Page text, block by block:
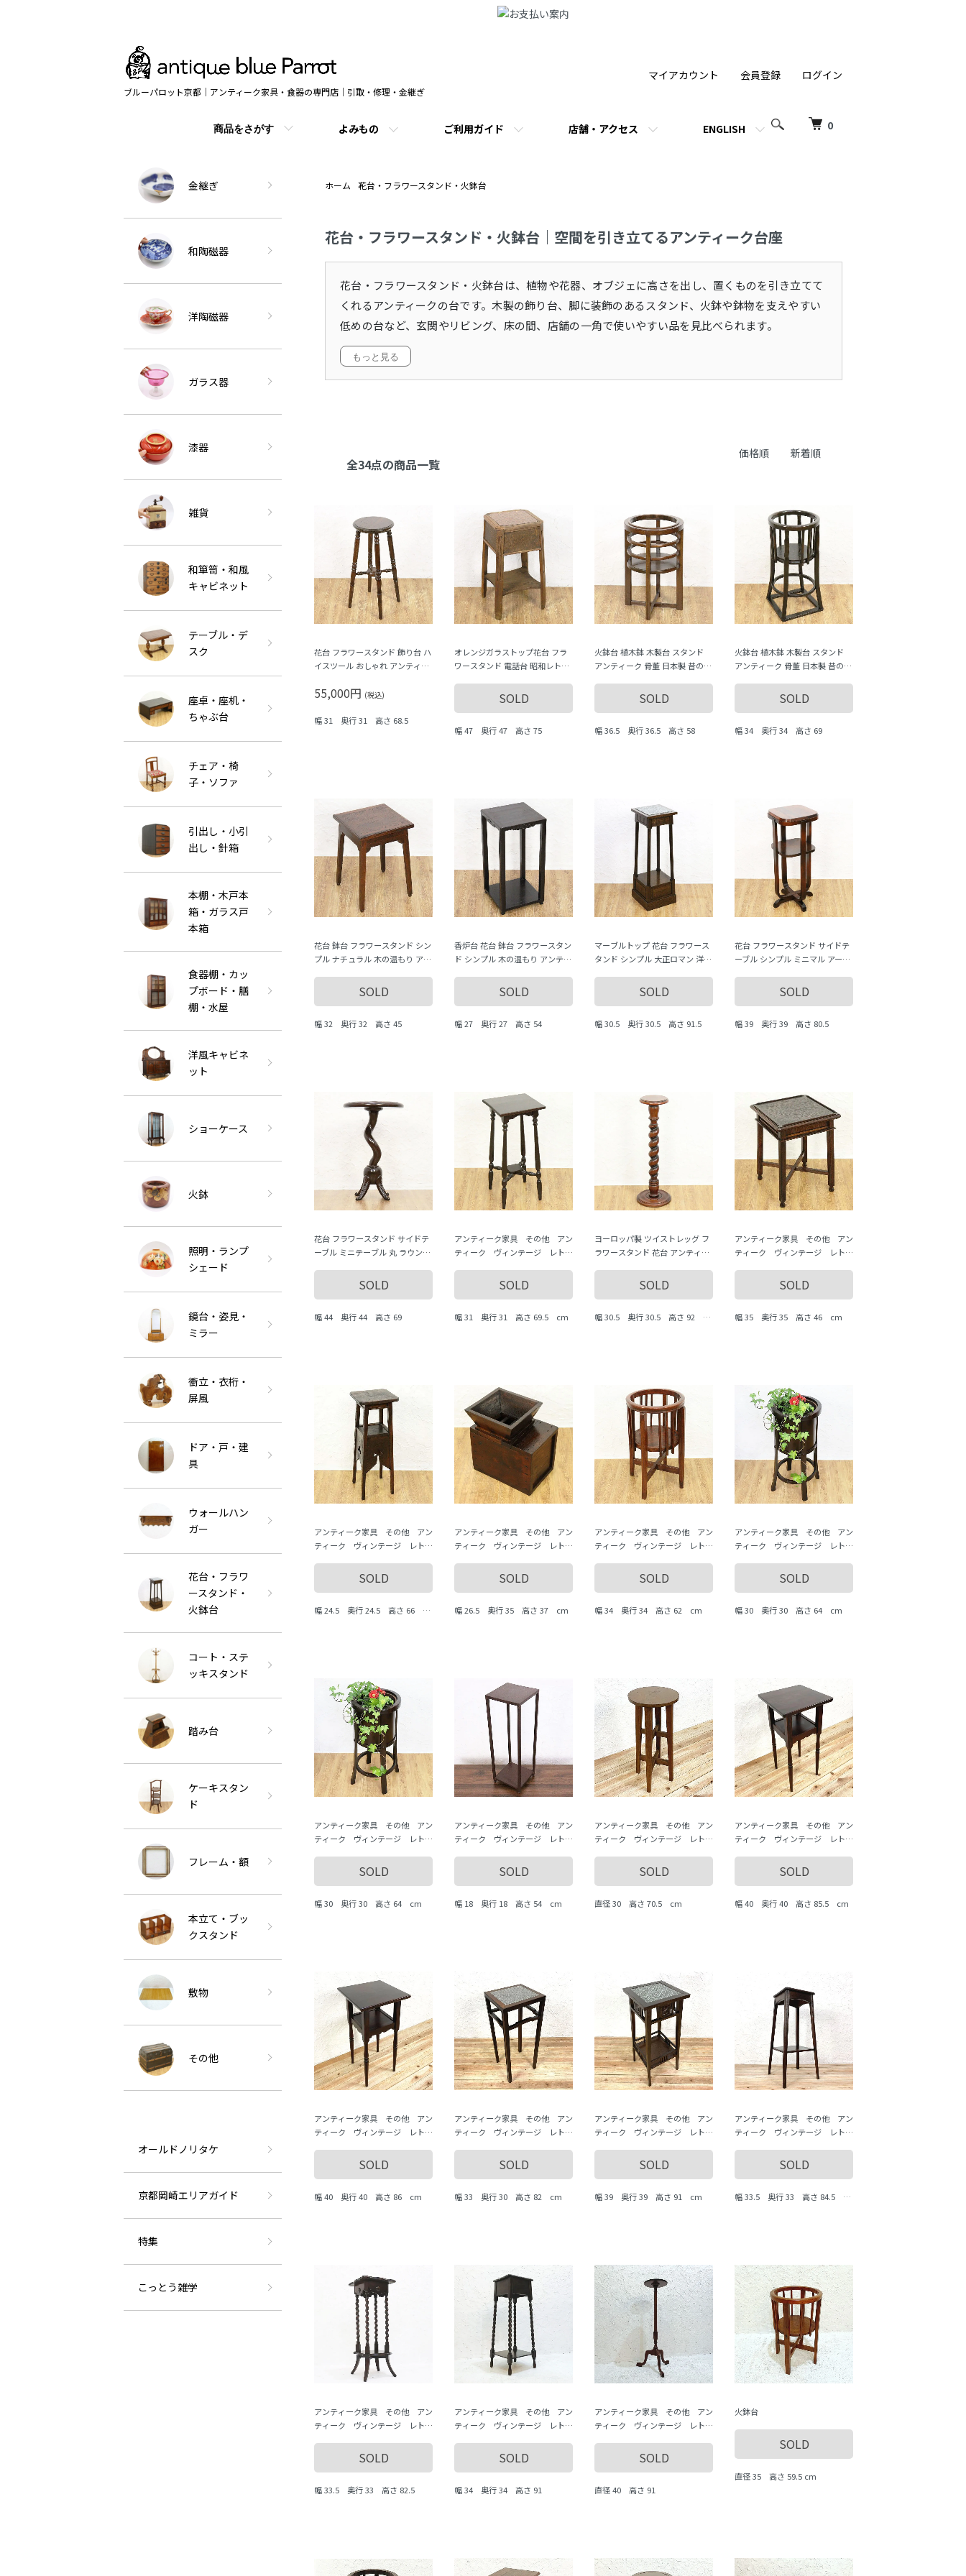
ブルーパロット京都｜アンティーク家具・食器の専門店｜引取・修理・金継ぎ
0
商品をさがす よみもの ご利用ガイド 店舗・アクセス ENGLISH
マイアカウント 会員登録 ログイン
ホーム 花台・フラワースタンド・火鉢台
花台・フラワースタンド・火鉢台｜空間を引き立てるアンティーク台座
花台・フラワースタンド・火鉢台は、植物や花器、オブジェに高さを出し、置くものを引き立てて
くれるアンティークの台です。木製の飾り台、脚に装飾のあるスタンド、火鉢や鉢物を支えやすい
低めの台など、玄関やリビング、床の間、店舗の一角で使いやすい品を見比べられます。
もっと見る
全34点の商品一覧
価格順 新着順
花台 フラワースタンド 飾り台 ハ
イスツール おしゃれ アンティー
55,000円 (税込)
幅 31 奥行 31 高さ 68.5
オレンジガラストップ花台 フラ
ワースタンド 電話台 昭和レトロ
ースタンド シンプル 日本製 木の
SOLD
幅 47 奥行 47 高さ 75
火鉢台 植木鉢 木製台 スタンド
アンティーク 骨董 日本製 昔の道
SOLD
幅 36.5 奥行 36.5 高さ 58
火鉢台 植木鉢 木製台 スタンド
アンティーク 骨董 日本製 昔の道
SOLD
幅 34 奥行 34 高さ 69
花台 鉢台 フラワースタンド シン
プル ナチュラル 木の温もり アン
SOLD
幅 32 奥行 32 高さ 45
香炉台 花台 鉢台 フラワースタン
ド シンプル 木の温もり アンティ
SOLD
幅 27 奥行 27 高さ 54
マーブルトップ 花台 フラワース
タンド シンプル 大正ロマン 洋館
SOLD
幅 30.5 奥行 30.5 高さ 91.5
花台 フラワースタンド サイドテ
ーブル シンプル ミニマル アー
SOLD
幅 39 奥行 39 高さ 80.5
花台 フラワースタンド サイドテ
ーブル ミニテーブル 丸 ラウンド
SOLD
幅 44 奥行 44 高さ 69
アンティーク家具 その他 アン
ティーク ヴィンテージ レト
SOLD
幅 31 奥行 31 高さ 69.5 cm
ヨーロッパ製 ツイストレッグ フ
ラワースタンド 花台 アンティー
SOLD
幅 30.5 奥行 30.5 高さ 92 c
アンティーク家具 その他 アン
ティーク ヴィンテージ レト
SOLD
幅 35 奥行 35 高さ 46 cm
アンティーク家具 その他 アン
ティーク ヴィンテージ レト
SOLD
幅 24.5 奥行 24.5 高さ 66 c
アンティーク家具 その他 アン
ティーク ヴィンテージ レト
SOLD
幅 26.5 奥行 35 高さ 37 cm
アンティーク家具 その他 アン
ティーク ヴィンテージ レト
SOLD
幅 34 奥行 34 高さ 62 cm
アンティーク家具 その他 アン
ティーク ヴィンテージ レト
SOLD
幅 30 奥行 30 高さ 64 cm
アンティーク家具 その他 アン
ティーク ヴィンテージ レト
SOLD
幅 30 奥行 30 高さ 64 cm
アンティーク家具 その他 アン
ティーク ヴィンテージ レト
SOLD
幅 18 奥行 18 高さ 54 cm
アンティーク家具 その他 アン
ティーク ヴィンテージ レト
SOLD
直径 30 高さ 70.5 cm
アンティーク家具 その他 アン
ティーク ヴィンテージ レト
SOLD
幅 40 奥行 40 高さ 85.5 cm
アンティーク家具 その他 アン
ティーク ヴィンテージ レト
SOLD
幅 40 奥行 40 高さ 86 cm
アンティーク家具 その他 アン
ティーク ヴィンテージ レト
SOLD
幅 33 奥行 30 高さ 82 cm
アンティーク家具 その他 アン
ティーク ヴィンテージ レト
SOLD
幅 39 奥行 39 高さ 91 cm
アンティーク家具 その他 アン
ティーク ヴィンテージ レト
SOLD
幅 33.5 奥行 33 高さ 84.5 c
アンティーク家具 その他 アン
ティーク ヴィンテージ レト
SOLD
幅 33.5 奥行 33 高さ 82.5
アンティーク家具 その他 アン
ティーク ヴィンテージ レト
SOLD
幅 34 奥行 34 高さ 91
アンティーク家具 その他 アン
ティーク ヴィンテージ レト
SOLD
直径 40 高さ 91
火鉢台
SOLD
直径 35 高さ 59.5 cm
金継ぎ
和陶磁器
洋陶磁器
ガラス器
漆器
雑貨
和箪笥・和風
キャビネット
テーブル・デ
スク
座卓・座机・
ちゃぶ台
チェア・椅
子・ソファ
引出し・小引
出し・針箱
本棚・木戸本
箱・ガラス戸
本箱
食器棚・カッ
プボード・膳
棚・水屋
洋風キャビネ
ット
ショーケース
火鉢
照明・ランプ
シェード
鏡台・姿見・
ミラー
衝立・衣桁・
屏風
ドア・戸・建
具
ウォールハン
ガー
花台・フラワ
ースタンド・
火鉢台
コート・ステ
ッキスタンド
踏み台
ケーキスタン
ド
フレーム・額
本立て・ブッ
クスタンド
敷物
その他
オールドノリタケ
京都岡崎エリアガイド
特集
こっとう雑学